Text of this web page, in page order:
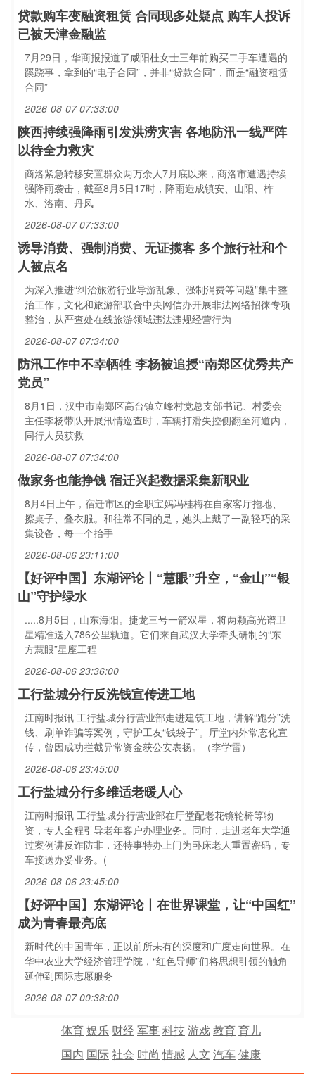
贷款购车变融资租赁 合同现多处疑点 购车人投诉
已被天津金融监
7月29日，华商报报道了咸阳杜女士三年前购买二手车遭遇的
蹊跷事，拿到的“电子合同”，并非“贷款合同”，而是“融资租赁
合同”
2026-08-07 07:33:00
陕西持续强降雨引发洪涝灾害 各地防汛一线严阵
以待全力救灾
商洛紧急转移安置群众两万余人7月底以来，商洛市遭遇持续
强降雨袭击，截至8月5日17时，降雨造成镇安、山阳、柞
水、洛南、丹凤
2026-08-07 07:33:00
诱导消费、强制消费、无证揽客 多个旅行社和个
人被点名
为深入推进“纠治旅游行业导游乱象、强制消费等问题”集中整
治工作，文化和旅游部联合中央网信办开展非法网络招徕专项
整治，从严查处在线旅游领域违法违规经营行为
2026-08-07 07:34:00
防汛工作中不幸牺牲 李杨被追授“南郑区优秀共产
党员”
8月1日，汉中市南郑区高台镇立峰村党总支部书记、村委会
主任李杨带队开展汛情巡查时，车辆打滑失控侧翻至河道内，
同行人员获救
2026-08-07 07:34:00
做家务也能挣钱 宿迁兴起数据采集新职业
8月4日上午，宿迁市区的全职宝妈冯桂梅在自家客厅拖地、
擦桌子、叠衣服。和往常不同的是，她头上戴了一副轻巧的采
集设备，每一个抬手
2026-08-06 23:11:00
【好评中国】东湖评论丨“慧眼”升空，“金山”“银
山”守护绿水
.....8月5日，山东海阳。捷龙三号一箭双星，将两颗高光谱卫
星精准送入786公里轨道。它们来自武汉大学牵头研制的“东
方慧眼”星座工程
2026-08-06 23:36:00
工行盐城分行反洗钱宣传进工地
江南时报讯 工行盐城分行营业部走进建筑工地，讲解“跑分”洗
钱、刷单诈骗等案例，守护工友“钱袋子”。厅堂内外常态化宣
传，曾因成功拦截异常资金获公安表扬。（李学雷）
2026-08-06 23:45:00
工行盐城分行多维适老暖人心
江南时报讯 工行盐城分行营业部在厅堂配老花镜轮椅等物
资，专人全程引导老年客户办理业务。同时，走进老年大学通
过案例讲反诈防非，还特事特办上门为卧床老人重置密码，专
车接送办妥业务。(
2026-08-06 23:45:00
【好评中国】东湖评论丨在世界课堂，让“中国红”
成为青春最亮底
新时代的中国青年，正以前所未有的深度和广度走向世界。在
华中农业大学经济管理学院，“红色导师”们将思想引领的触角
延伸到国际志愿服务
2026-08-07 00:38:00
体育娱乐 财经军事科技游戏教育育儿
国内 国际社会 时尚 情感 人文 汽车健康